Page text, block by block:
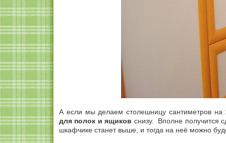
А если мы делаем столешницу сантиметров
для полок и ящиков снизу. Вполне получится
шкафчике станет выше, и тогда на неё можно